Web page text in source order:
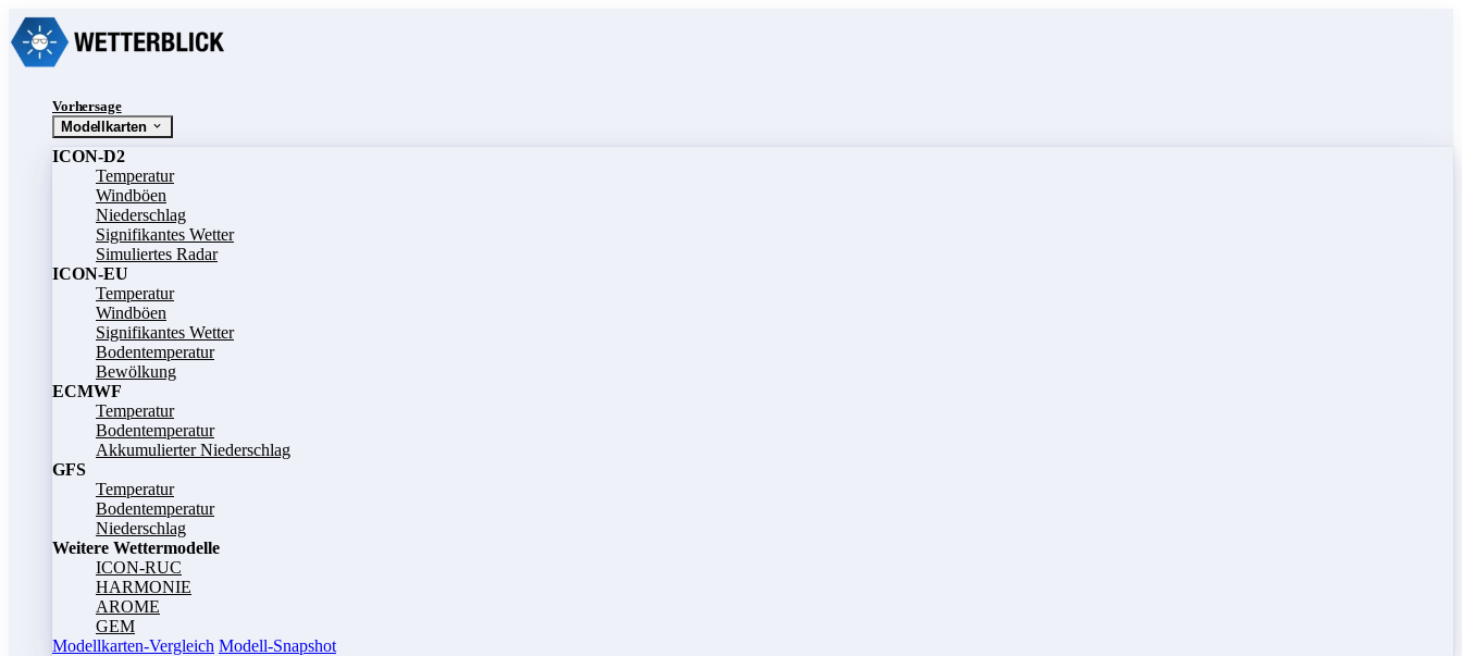
Vorhersage
Modellkarten
ICON-D2
Temperatur
Windböen
Niederschlag
Signifikantes Wetter
Simuliertes Radar
ICON-EU
Temperatur
Windböen
Signifikantes Wetter
Bodentemperatur
Bewölkung
ECMWF
Temperatur
Bodentemperatur
Akkumulierter Niederschlag
GFS
Temperatur
Bodentemperatur
Niederschlag
Weitere Wettermodelle
ICON-RUC
HARMONIE
AROME
GEM
Modellkarten-Vergleich Modell-Snapshot